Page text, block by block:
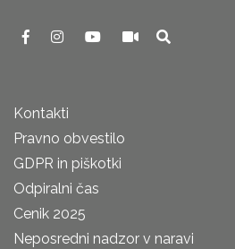
Kontakti
Pravno obvestilo
GDPR in piškotki
Odpiralni čas
Cenik 2025
Neposredni nadzor v naravi